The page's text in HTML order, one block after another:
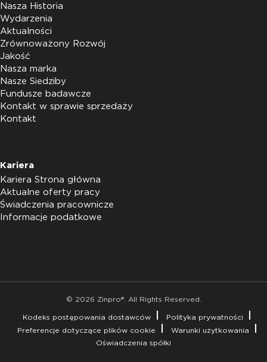
Nasza Historia
Wydarzenia
Aktualności
Zrównoważony Rozwój
Jakość
Nasza marka
Nasze Siedziby
Fundusze badawcze
Kontakt w sprawie sprzedaży
Kontakt
Kariera
Kariera Strona główna
Aktualne oferty pracy
Świadczenia pracownicze
Informacje podatkowe
© 2026 Zinpro®. All Rights Reserved.
Kodeks postępowania dostawców
Polityka prywatności
Preferencje dotyczące plików cookie
Warunki użytkowania
Oświadczenia spółki